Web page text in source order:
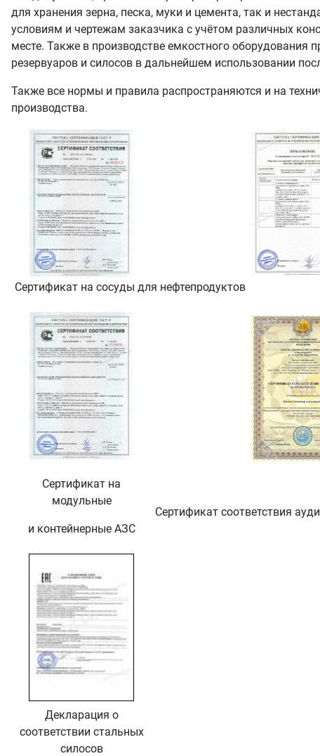
для хранения зерна, песка, муки и цемента, так и
условиям и чертежам заказчика с учётом различных
месте. Также в производстве емкостного оборудования
резервуаров и силосов в дальнейшем использовании
Также все нормы и правила распространяются и на
производства.
Сертификат на сосуды для нефтепродуктов
Сертификат на
модульные
и контейнерные АЗС
Сертификат соответствия
Декларация о
соответствии стальных
силосов